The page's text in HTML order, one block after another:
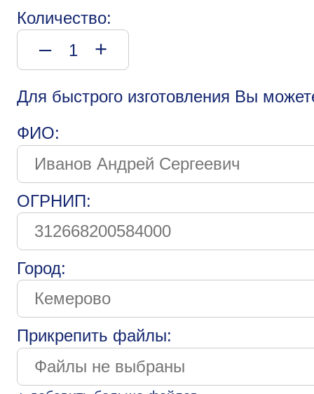
Количество:
– +
Для быстрого изготовления Вы
ФИО:
ОГРНИП:
Город:
Прикрепить файлы: